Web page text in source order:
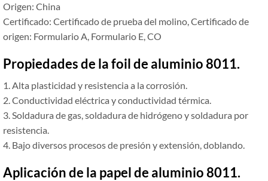
Origen: China
Certificado: Certificado de prueba del molino, Certificado de
origen: Formulario A, Formulario E, CO
Propiedades de la foil de aluminio 8011.
1. Alta plasticidad y resistencia a la corrosión.
2. Conductividad eléctrica y conductividad térmica.
3. Soldadura de gas, soldadura de hidrógeno y soldadura por
resistencia.
4. Bajo diversos procesos de presión y extensión, doblando.
Aplicación de la papel de aluminio 8011.